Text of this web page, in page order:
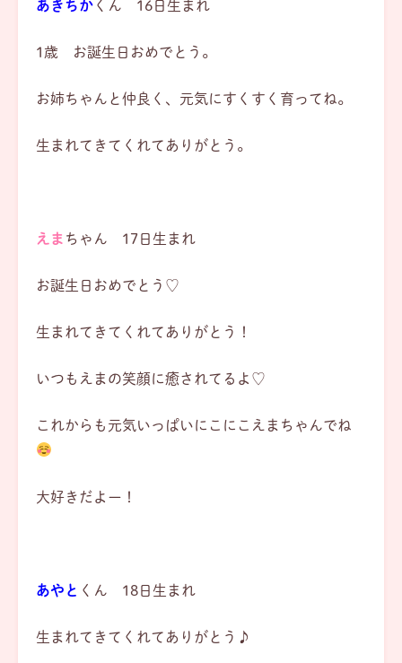
あきちか くん 16日生まれ
1歳 お誕生日おめでとう。
お姉ちゃんと仲良く、元気にすくすく育ってね。
生まれてきてくれてありがとう。
えま ちゃん 17日生まれ
お誕生日おめでとう♡
生まれてきてくれてありがとう！
いつもえまの笑顔に癒されてるよ♡
これからも元気いっぱいにこにこえまちゃんでね
大好きだよー！
あやと くん 18日生まれ
生まれてきてくれてありがとう♪